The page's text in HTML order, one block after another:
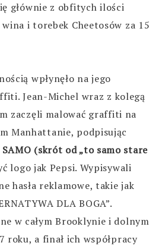
głównie z obfitych ilości
i torebek Cheetosów za 15
wpłynęło na jego
Jean-Michel wraz z kolegą
zaczęli malować graffiti na
Manhattanie, podpisując
SAMO (skrót od „to samo stare
logo jak Pepsi. Wypisywali
hasła reklamowe, takie jak
DLA BOGA”.
w całym Brooklynie i dolnym
roku, a finał ich współpracy